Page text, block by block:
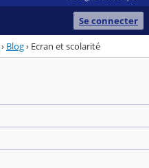
Se connecter
› Blog› Ecran et scolarité